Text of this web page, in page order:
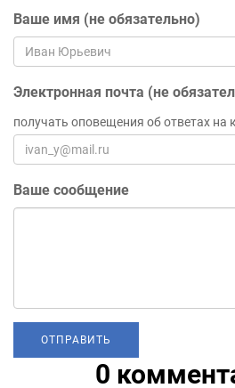
Ваше имя (не обязательно)
Электронная почта (не
получать оповещения об ответах на
Ваше сообщение
0